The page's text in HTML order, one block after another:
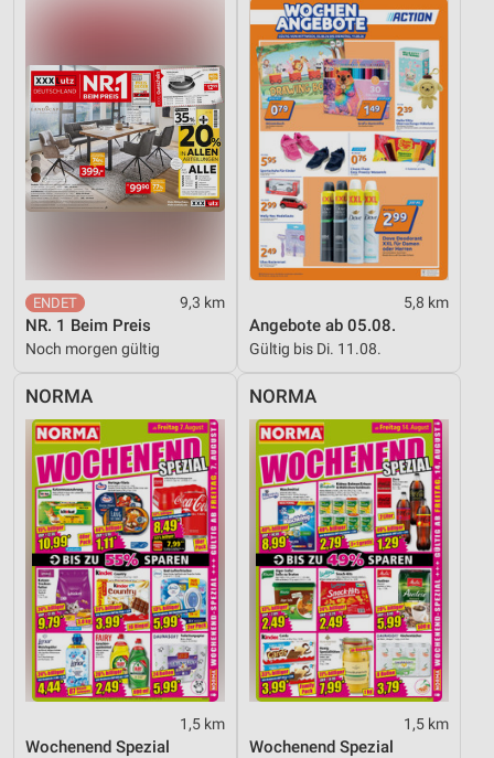
9,3 km
NR. 1 Beim Preis
Noch morgen gültig
5,8 km
Angebote ab 05.08.
Gültig bis Di. 11.08.
NORMA
1,5 km
Wochenend Spezial
NORMA
1,5 km
Wochenend Spezial